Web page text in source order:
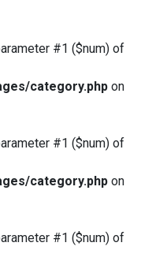
#1 ($num) of
category.php on
#1 ($num) of
category.php on
#1 ($num) of